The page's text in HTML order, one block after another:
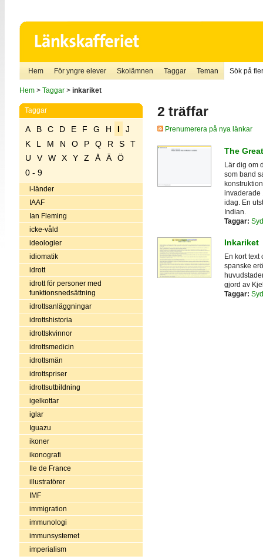
Hem För yngre elever Skolämnen Taggar Teman Sök på
Hem> Taggar> inkariket
Taggar
A B C D E F G H I
J
K
L M N O P Q R S
T
U
V W X Y Z Å Ä
Ö
0 - 9
i-länder
IAAF
Ian Fleming
icke-våld
ideologier
idiomatik
idrott
idrott för personer med
funktionsnedsättning
idrottsanläggningar
idrottshistoria
idrottskvinnor
idrottsmedicin
idrottsmän
idrottspriser
idrottsutbildning
igelkottar
iglar
Iguazu
ikoner
ikonografi
Ile de France
illustratörer
IMF
immigration
immunologi
immunsystemet
imperialism
2 träffar
Prenumerera på nya länkar
The
Lär dig om
som band
invaderade
idag. En
Indian.
Taggar:
Inkariket
En kort
spanske
gjord av
Taggar: